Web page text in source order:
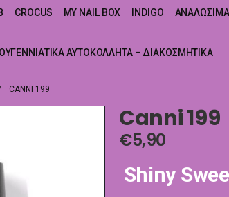
CROCUS MY NAIL BOX INDIGO
ΑΥΤΟΚΌΛΛΗΤΑ – ΔΙΑΚΟΣΜΗΤΙΚΆ
CANNI 199
Canni 199
€5,90
Shiny